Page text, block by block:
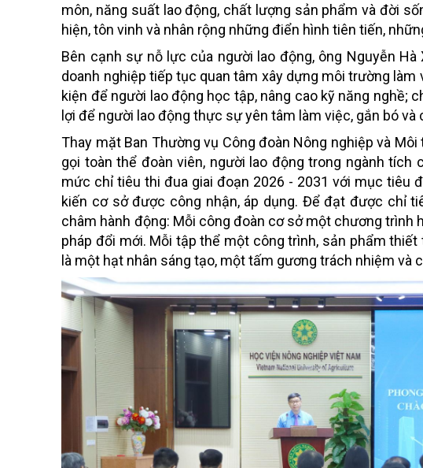
môn, năng suất lao động, chất lượng sản phẩm và đời
hiện, tôn vinh và nhân rộng những điển hình tiên tiến,
Bên cạnh sự nỗ lực của người lao động, ông Nguyễn
doanh nghiệp tiếp tục quan tâm xây dựng môi trường
kiện để người lao động học tập, nâng cao kỹ năng nghề;
lợi để người lao động thực sự yên tâm làm việc, gắn bó và
Thay mặt Ban Thường vụ Công đoàn Nông nghiệp và
gọi toàn thể đoàn viên, người lao động trong ngành
mức chỉ tiêu thi đua giai đoạn 2026 - 2031 với mục tiêu
kiến cơ sở được công nhận, áp dụng. Để đạt được chỉ
châm hành động: Mỗi công đoàn cơ sở một chương trình
pháp đổi mới. Mỗi tập thể một công trình, sản phẩm
là một hạt nhân sáng tạo, một tấm gương trách nhiệm và